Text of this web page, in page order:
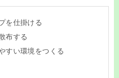
を仕掛ける
布する
すい環境をつくる